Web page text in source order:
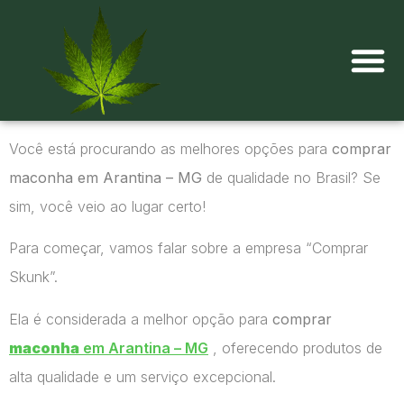
Você está procurando as melhores opções para comprar
maconha em Arantina – MG de qualidade no Brasil? Se
sim, você veio ao lugar certo!
Para começar, vamos falar sobre a empresa “Comprar
Skunk”.
Ela é considerada a melhor opção para comprar
maconha em Arantina – MG , oferecendo produtos de
alta qualidade e um serviço excepcional.